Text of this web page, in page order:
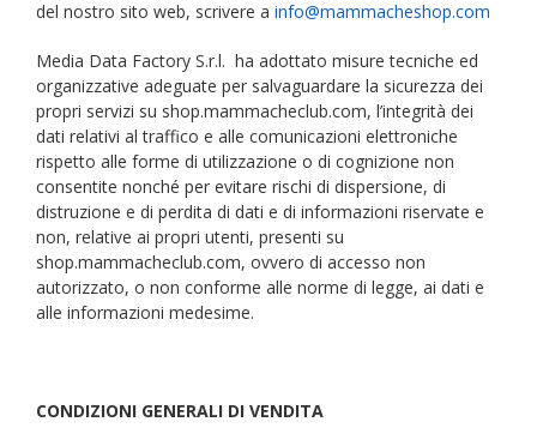
del nostro sito web, scrivere a info@mammacheshop.com
Media Data Factory S.r.l. ha adottato misure tecniche ed
organizzative adeguate per salvaguardare la sicurezza dei
propri servizi su shop.mammacheclub.com, l’integrità dei
dati relativi al traffico e alle comunicazioni elettroniche
rispetto alle forme di utilizzazione o di cognizione non
consentite nonché per evitare rischi di dispersione, di
distruzione e di perdita di dati e di informazioni riservate e
non, relative ai propri utenti, presenti su
shop.mammacheclub.com, ovvero di accesso non
autorizzato, o non conforme alle norme di legge, ai dati e
alle informazioni medesime.
CONDIZIONI GENERALI DI VENDITA